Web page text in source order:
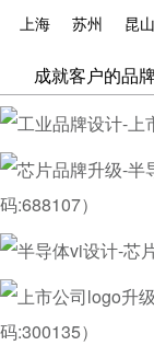
成就客户的品
上海 苏州 昆山